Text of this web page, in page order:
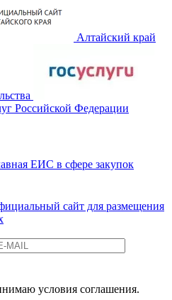
Алтайский край
Российской Федерации
ЕИС в сфере закупок
сайт для размещения
условия соглашения.